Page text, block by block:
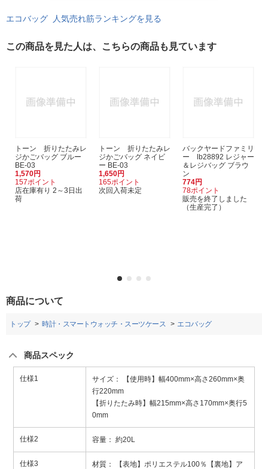
エコバッグ 人気売れ筋ランキングを見る
この商品を見た人は、こちらの商品も見ています
トーン 折りたたみレ
ジかごバッグ ブルー
BE-03
1,570円
157ポイント
店在庫有り 2～3日出
荷
トーン 折りたたみレ
ジかごバッグ ネイビ
ー BE-03
1,650円
165ポイント
次回入荷未定
バックヤードファミリ
ー lb28892 レジャー
＆レジバッグ ブラウ
ン
774円
78ポイント
販売を終了しました
（生産完了）
商品について
トップ 時計・スマートウォッチ・スーツケース エコバッグ
商品スペック
仕様1
サイズ： 【使用時】幅400mm×高さ260mm×奥
行220mm
【折りたたみ時】幅215mm×高さ170mm×奥行5
0mm
仕様2 容量： 約20L
仕様3
材質： 【表地】ポリエステル100％【裏地】ア